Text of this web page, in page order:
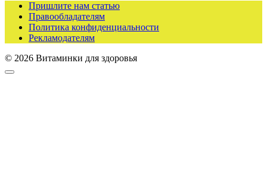
Пришлите нам статью
Правообладателям
Политика конфиденциальности
Рекламодателям
© 2026 Витаминки для здоровья